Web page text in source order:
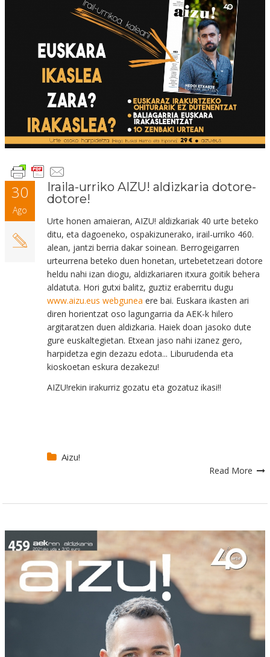
30
Ago
Iraila-urriko AIZU! aldizkaria dotore-
dotore!
Urte honen amaieran, AIZU! aldizkariak 40 urte beteko
ditu, eta dagoeneko, ospakizunerako, irail-urriko 460.
alean, jantzi berria dakar soinean. Berrogeigarren
urteurrena beteko duen honetan, urtebetetzeari dotore
heldu nahi izan diogu, aldizkariaren itxura goitik behera
aldatuta. Hori gutxi balitz, guztiz eraberritu dugu
www.aizu.eus webgunea ere bai. Euskara ikasten ari
diren horientzat oso lagungarria da AEK-k hilero
argitaratzen duen aldizkaria. Haiek doan jasoko dute
gure euskaltegietan. Etxean jaso nahi izanez gero,
harpidetza egin dezazu edota... Liburudenda eta
kioskoetan eskura dezakezu!
AIZU!rekin irakurriz gozatu eta gozatuz ikasi!!
Aizu!
Read More